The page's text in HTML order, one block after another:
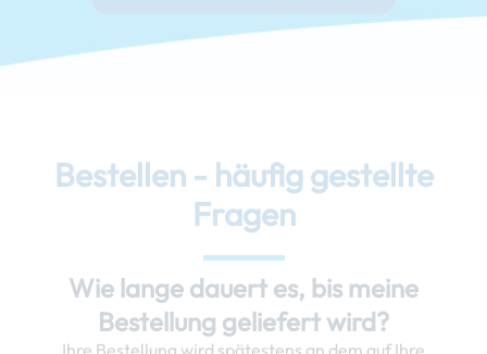
Bestellen - häufig gestellte
Fragen
Wie lange dauert es, bis meine
Bestellung geliefert wird?